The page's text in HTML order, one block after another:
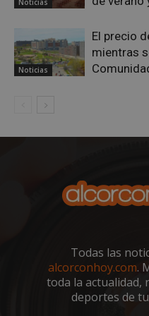
Noticias
Noticias
El precio
mientras
Todas las
alcorconhoy.com.
toda la actualidad,
deportes de tu